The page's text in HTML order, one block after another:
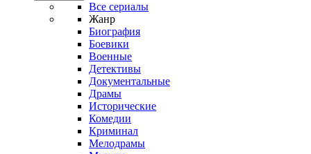
Все сериалы
Жанр
Биография
Боевики
Военные
Детективы
Документальные
Драмы
Исторические
Комедии
Криминал
Мелодрамы